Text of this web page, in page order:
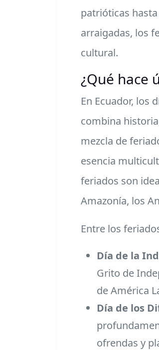
patrióticas
arraigadas, los
cultural.
¿Qué hace
En Ecuador, los
combina
mezcla de
esencia
feriados son
Amazonía, los
Entre los
Día de la
Grito de
de América
Día de los
ofrendas y